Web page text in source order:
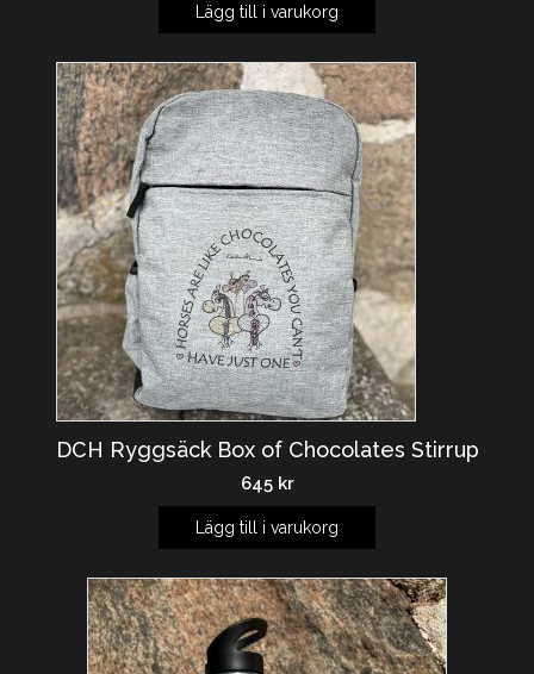
Lägg till i varukorg
DCH Ryggsäck Box of Chocolates Stirrup
645 kr
Lägg till i varukorg